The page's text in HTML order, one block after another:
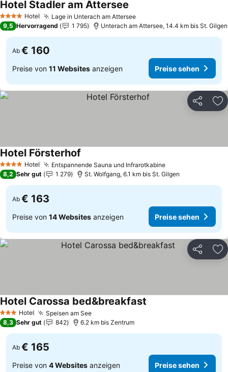
4 Sterne Hotel Lage in Unterach am AtterseePreise sehen
Hotel Stadler am Attersee
9,5 Hervorragend 1 795 Unterach am Attersee, 14.4 km bis St. Gilgen
Ab € 160
Preise von 11 Websites anzeigen Preise sehen
Teilen
4 Sterne Hotel Entspannende Sauna und InfrarotkabinePreise sehen
Hotel Försterhof
8,2 Sehr gut 1 279 St. Wolfgang, 6.1 km bis St. Gilgen
Ab € 163
Preise von 14 Websites anzeigen Preise sehen
Teilen
3 SterneHotel Speisen am SeePreise sehen
Hotel Carossa bed&breakfast
8,3 Sehr gut 842 6.2 km bis Zentrum
Ab € 165
Preise von 4 Websites anzeigen Preise sehen